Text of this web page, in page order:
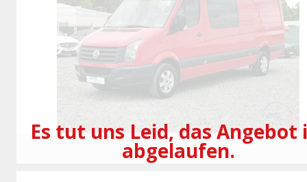
Vorherige
Es tut uns Leid, das Angebot
abgelaufen.